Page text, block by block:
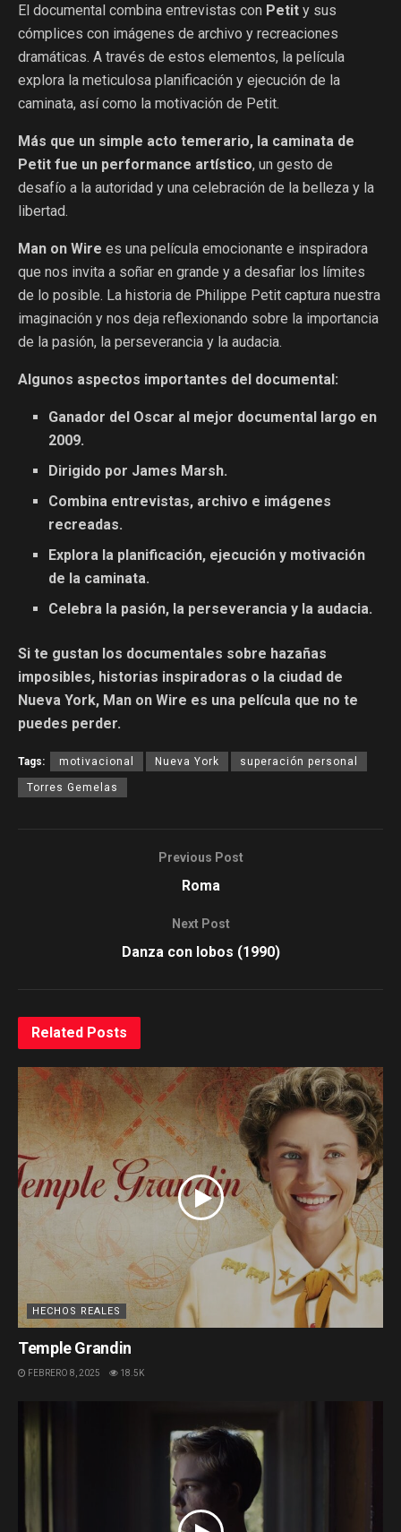
El documental combina entrevistas con Petit y sus
cómplices con imágenes de archivo y recreaciones
dramáticas. A través de estos elementos, la película
explora la meticulosa planificación y ejecución de la
caminata, así como la motivación de Petit.
Más que un simple acto temerario, la caminata de
Petit fue un performance artístico, un gesto de
desafío a la autoridad y una celebración de la belleza y la
libertad.
Man on Wire es una película emocionante e inspiradora
que nos invita a soñar en grande y a desafiar los límites
de lo posible. La historia de Philippe Petit captura nuestra
imaginación y nos deja reflexionando sobre la importancia
de la pasión, la perseverancia y la audacia.
Algunos aspectos importantes del documental:
Ganador del Oscar al mejor documental largo en
2009.
Dirigido por James Marsh.
Combina entrevistas, archivo e imágenes
recreadas.
Explora la planificación, ejecución y motivación
de la caminata.
Celebra la pasión, la perseverancia y la audacia.
Si te gustan los documentales sobre hazañas
imposibles, historias inspiradoras o la ciudad de
Nueva York, Man on Wire es una película que no te
puedes perder.
Tags: motivacional Nueva York superación personal
Torres Gemelas
Previous Post
Roma
Next Post
Danza con lobos (1990)
Related Posts
HECHOS REALES
Temple Grandin
FEBRERO 8, 2025 18.5K